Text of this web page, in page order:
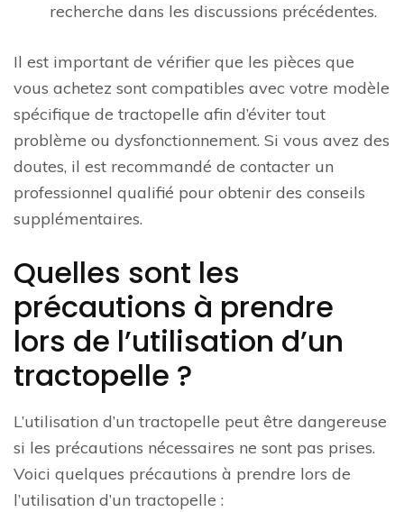
recherche dans les discussions précédentes.
Il est important de vérifier que les pièces que
vous achetez sont compatibles avec votre modèle
spécifique de tractopelle afin d’éviter tout
problème ou dysfonctionnement. Si vous avez des
doutes, il est recommandé de contacter un
professionnel qualifié pour obtenir des conseils
supplémentaires.
Quelles sont les
précautions à prendre
lors de l’utilisation d’un
tractopelle ?
L’utilisation d’un tractopelle peut être dangereuse
si les précautions nécessaires ne sont pas prises.
Voici quelques précautions à prendre lors de
l’utilisation d’un tractopelle :